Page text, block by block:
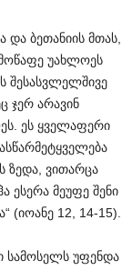
და ბეთანიის მთას,
უახლოეს
შესასვლელშივე
ჯერ არავინ
ეს ყველაფერი
ზედა, ვითარცა
ესერა მეუფე შენი
(იოანე 12, 14-15).
სამოსელს უფენდა